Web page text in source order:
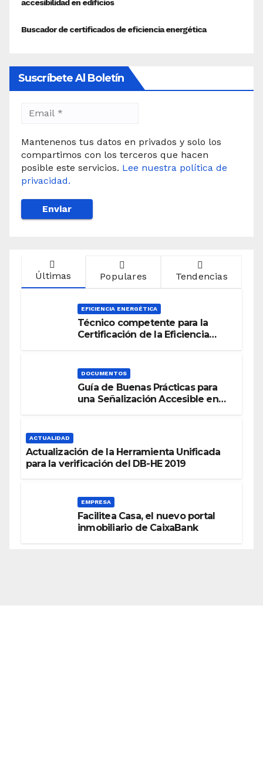
Suscríbete Al Boletín
Mantenenos tus datos en privados y solo los
compartimos con los terceros que hacen
posible este servicios. Lee nuestra política de
privacidad.
Últimas Populares Tendencias
EFICIENCIA ENERGÉTICA
Técnico competente para la
Certificación de la Eficiencia
DOCUMENTOS
Guía de Buenas Prácticas para
una Señalización Accesible en
ACTUALIDAD
Actualización de la Herramienta Unificada
para la verificación del DB-HE 2019
EMPRESA
Facilitea Casa, el nuevo portal
inmobiliario de CaixaBank